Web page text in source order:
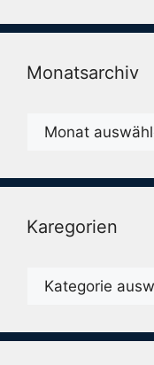
Monatsarchiv
Monatsarchiv
Karegorien
Karegorien